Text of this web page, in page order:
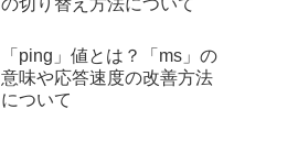
の切り替え方法について
「ping」値とは？「ms」の
意味や応答速度の改善方法
について